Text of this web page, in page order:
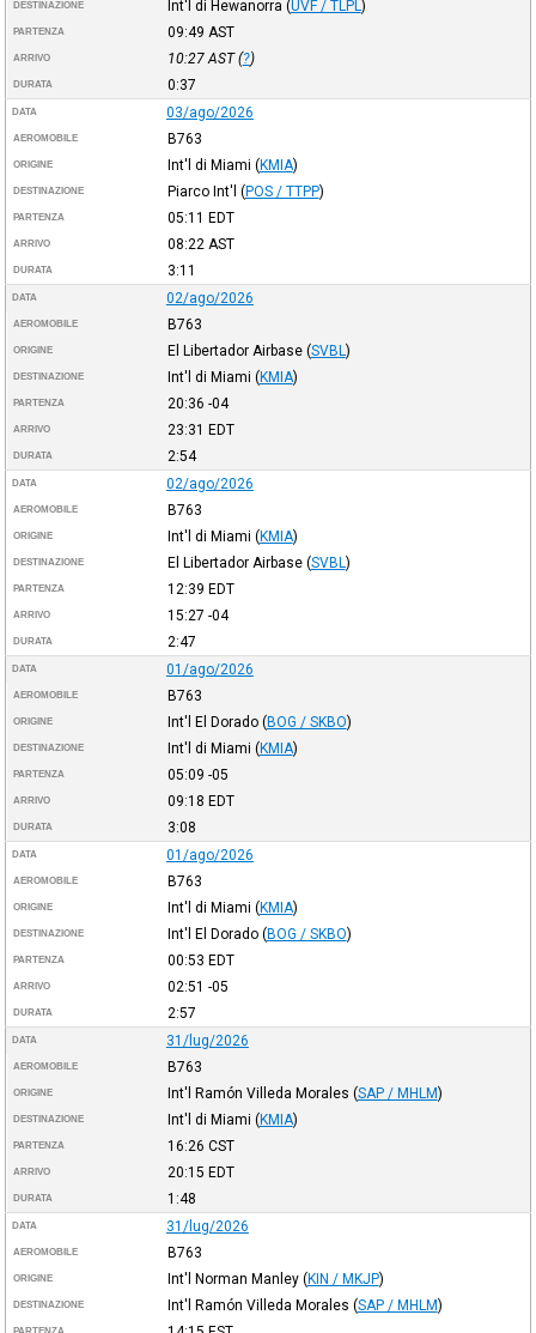
DESTINAZIONE Int'l di Hewanorra (UVF / TLPL )
PARTENZA 09:49 AST
ARRIVO 10:27 AST(?)
DURATA 0:37
DATA 03/ago/2026
AEROMOBILE B763
ORIGINE Int'l di Miami (KMIA)
DESTINAZIONE Piarco Int'l (POS / TTPP)
PARTENZA 05:11 EDT
ARRIVO 08:22 AST
DURATA 3:11
DATA 02/ago/2026
AEROMOBILE B763
ORIGINE El Libertador Airbase (SVBL )
DESTINAZIONE Int'l di Miami (KMIA)
PARTENZA 20:36 -04
ARRIVO 23:31 EDT
DURATA 2:54
DATA 02/ago/2026
AEROMOBILE B763
ORIGINE Int'l di Miami (KMIA)
DESTINAZIONE El Libertador Airbase (SVBL )
PARTENZA 12:39 EDT
ARRIVO 15:27 -04
DURATA 2:47
DATA 01/ago/2026
AEROMOBILE B763
ORIGINE Int'l El Dorado (BOG / SKBO)
DESTINAZIONE Int'l di Miami (KMIA)
PARTENZA 05:09 -05
ARRIVO 09:18 EDT
DURATA 3:08
DATA 01/ago/2026
AEROMOBILE B763
ORIGINE Int'l di Miami (KMIA)
DESTINAZIONE Int'l El Dorado (BOG / SKBO)
PARTENZA 00:53 EDT
ARRIVO 02:51 -05
DURATA 2:57
DATA 31/lug/2026
AEROMOBILE B763
ORIGINE Int'l Ramón Villeda Morales (SAP / MHLM)
DESTINAZIONE Int'l di Miami (KMIA)
PARTENZA 16:26 CST
ARRIVO 20:15 EDT
DURATA 1:48
DATA 31/lug/2026
AEROMOBILE B763
ORIGINE Int'l Norman Manley (KIN / MKJP)
DESTINAZIONE Int'l Ramón Villeda Morales (SAP / MHLM)